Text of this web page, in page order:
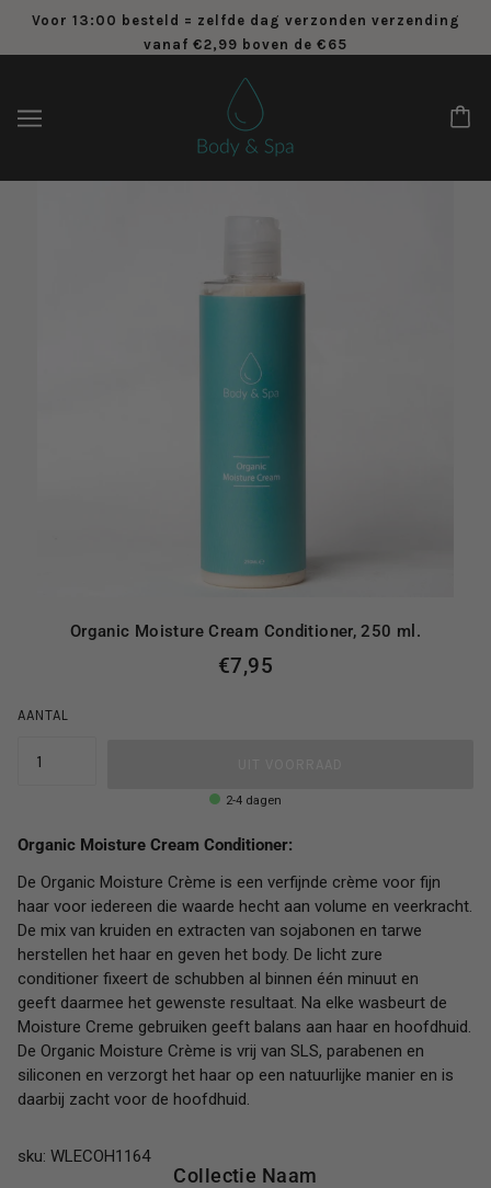
Voor 13:00 besteld = zelfde dag verzonden verzending
vanaf €2,99 boven de €65
AANTAL
2-4 dagen
Organic Moisture Cream Conditioner, 250 ml.
€7,95
Organic Moisture Cream Conditioner:
De Organic Moisture Crème is een verfijnde crème voor fijn
haar voor iedereen die waarde hecht aan volume en veerkracht.
De mix van kruiden en extracten van sojabonen en tarwe
herstellen het haar en geven het body. De licht zure
conditioner fixeert de schubben al binnen één minuut en
geeft daarmee het gewenste resultaat. Na elke wasbeurt de
Moisture Creme gebruiken geeft balans aan haar en hoofdhuid.
De Organic Moisture Crème is vrij van SLS, parabenen en
siliconen en verzorgt het haar op een natuurlijke manier en is
daarbij zacht voor de hoofdhuid.
sku: WLECOH1164
Collectie Naam